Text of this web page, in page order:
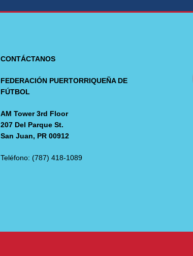
CONTÁCTANOS
FEDERACIÓN PUERTORRIQUEÑA DE
FÚTBOL
AM Tower 3rd Floor
207 Del Parque St.
San Juan, PR 00912
Teléfono: (787) 418-1089